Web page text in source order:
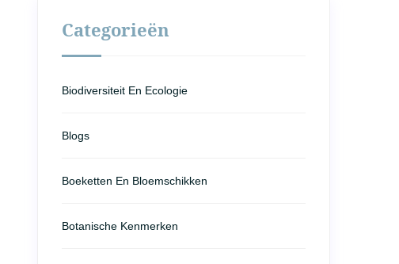
Categorieën
Biodiversiteit En Ecologie
Blogs
Boeketten En Bloemschikken
Botanische Kenmerken